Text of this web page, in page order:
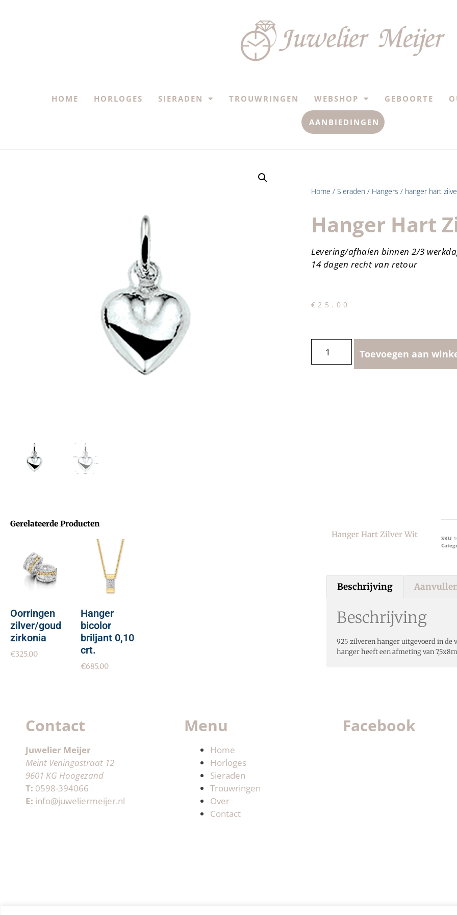
HOME HORLOGES SIERADEN TROUWRINGEN WEBSHOP GEBOORTE
AANBIEDINGEN
Home / Sieraden / Hangers / hanger hart
Hanger Hart
Levering/afhalen binnen 2/3
14 dagen recht van retour
€ 25.00
Toevoegen aan
Gerelateerde Producten
Oorringen
zilver/goud
zirkonia
€325.00
Hanger
bicolor
briljant 0,10
crt.
€685.00
Hanger Hart Zilver Wit SKU
Beschrijving
Beschrijving
925 zilveren hanger uitgevoerd in de
hanger heeft een afmeting van
Contact
Juwelier Meijer
Meint Veningastraat 12
9601 KG Hoogezand
T: 0598-394066
E: info@juweliermeijer.nl
Menu
Home
Horloges
Sieraden
Trouwringen
Over
Contact
Facebook